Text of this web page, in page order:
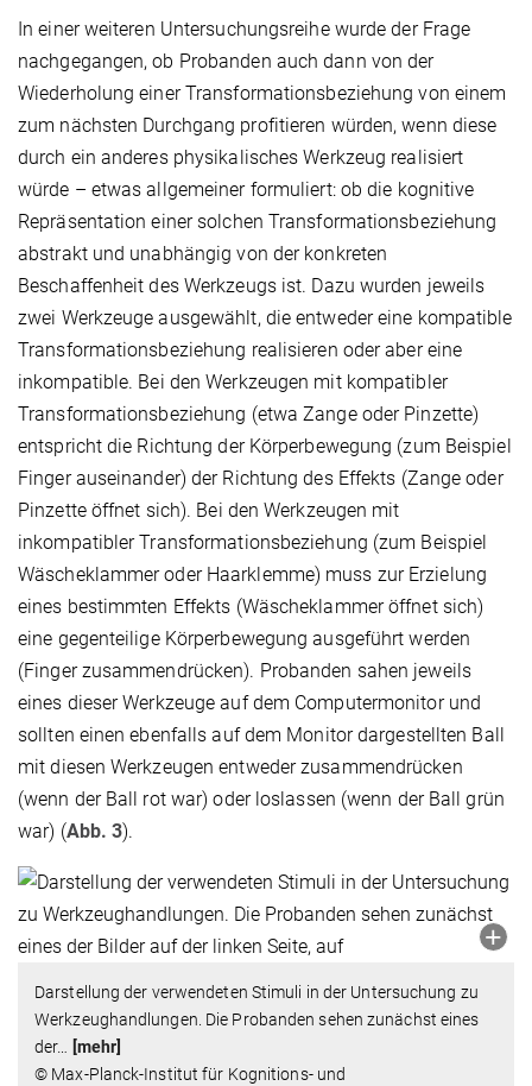
In einer weiteren Untersuchungsreihe wurde der Frage
nachgegangen, ob Probanden auch dann von der
Wiederholung einer Transformationsbeziehung von einem
zum nächsten Durchgang profitieren würden, wenn diese
durch ein anderes physikalisches Werkzeug realisiert
würde – etwas allgemeiner formuliert: ob die kognitive
Repräsentation einer solchen Transformationsbeziehung
abstrakt und unabhängig von der konkreten
Beschaffenheit des Werkzeugs ist. Dazu wurden jeweils
zwei Werkzeuge ausgewählt, die entweder eine kompatible
Transformationsbeziehung realisieren oder aber eine
inkompatible. Bei den Werkzeugen mit kompatibler
Transformationsbeziehung (etwa Zange oder Pinzette)
entspricht die Richtung der Körperbewegung (zum Beispiel
Finger auseinander) der Richtung des Effekts (Zange oder
Pinzette öffnet sich). Bei den Werkzeugen mit
inkompatibler Transformationsbeziehung (zum Beispiel
Wäscheklammer oder Haarklemme) muss zur Erzielung
eines bestimmten Effekts (Wäscheklammer öffnet sich)
eine gegenteilige Körperbewegung ausgeführt werden
(Finger zusammendrücken). Probanden sahen jeweils
eines dieser Werkzeuge auf dem Computermonitor und
sollten einen ebenfalls auf dem Monitor dargestellten Ball
mit diesen Werkzeugen entweder zusammendrücken
(wenn der Ball rot war) oder loslassen (wenn der Ball grün
war) (Abb. 3).
Darstellung der verwendeten Stimuli in der Untersuchung zu
Werkzeughandlungen. Die Probanden sehen zunächst eines
der… [mehr]
© Max-Planck-Institut für Kognitions- und